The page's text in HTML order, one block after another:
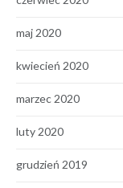
maj 2020
kwiecień 2020
marzec 2020
luty 2020
grudzień 2019